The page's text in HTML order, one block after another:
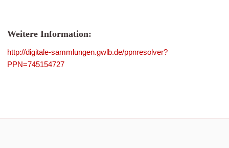
Weitere Information:
http://digitale-sammlungen.gwlb.de/ppnresolver?
PPN=745154727